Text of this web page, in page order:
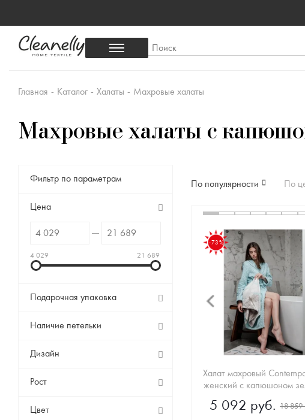
Главная - Каталог - Халаты - Махровые халаты
Махровые халаты с
По популярности По
-73%
Халат махровый
5 092 руб. 18 859
Фильтр по параметрам
Цена
4 029 21 689
Подарочная упаковка
Наличие петельки
Дизайн
Рост
Цвет